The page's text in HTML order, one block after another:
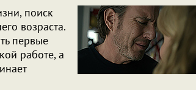
поиск
возраста.
первые
работе, а